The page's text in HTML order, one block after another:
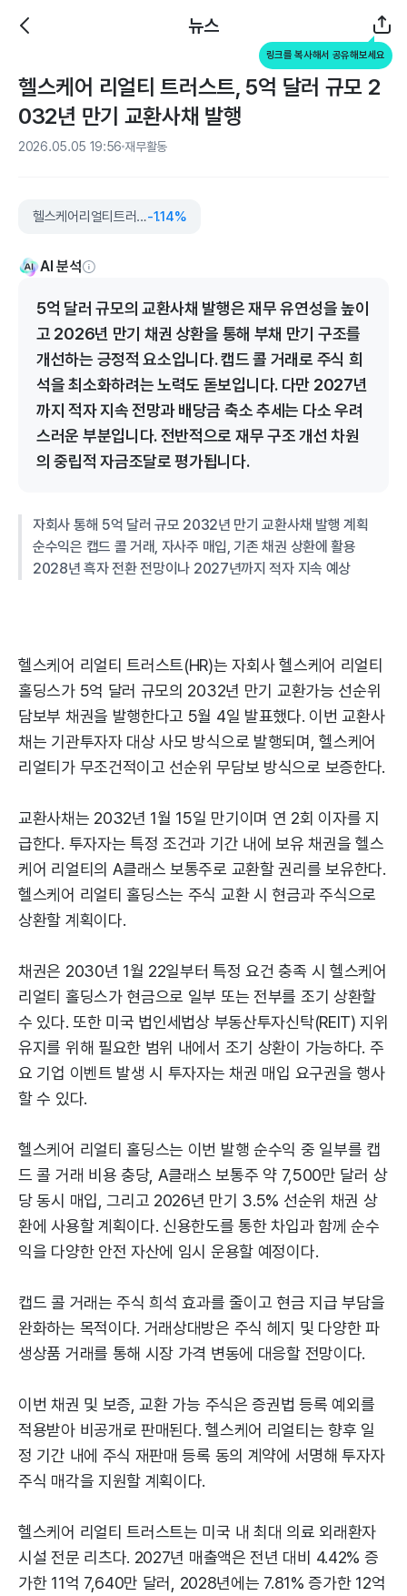
뉴스
링크를 복사해서 공유해보세요
헬스케어 리얼티 트러스트, 5억 달러 규모 2
032년 만기 교환사채 발행
2026.05.05 19:56 재무활동
헬스케어리얼티트러스트-1.14%
AI 분석
5억 달러 규모의 교환사채 발행은 재무 유연성을 높이
고 2026년 만기 채권 상환을 통해 부채 만기 구조를
개선하는 긍정적 요소입니다. 캡드 콜 거래로 주식 희
석을 최소화하려는 노력도 돋보입니다. 다만 2027년
까지 적자 지속 전망과 배당금 축소 추세는 다소 우려
스러운 부분입니다. 전반적으로 재무 구조 개선 차원
의 중립적 자금조달로 평가됩니다.
자회사 통해 5억 달러 규모 2032년 만기 교환사채 발행 계획
순수익은 캡드 콜 거래, 자사주 매입, 기존 채권 상환에 활용
2028년 흑자 전환 전망이나 2027년까지 적자 지속 예상
헬스케어 리얼티 트러스트(HR)는 자회사 헬스케어 리얼티
홀딩스가 5억 달러 규모의 2032년 만기 교환가능 선순위
담보부 채권을 발행한다고 5월 4일 발표했다. 이번 교환사
채는 기관투자자 대상 사모 방식으로 발행되며, 헬스케어
리얼티가 무조건적이고 선순위 무담보 방식으로 보증한다.
교환사채는 2032년 1월 15일 만기이며 연 2회 이자를 지
급한다. 투자자는 특정 조건과 기간 내에 보유 채권을 헬스
케어 리얼티의 A클래스 보통주로 교환할 권리를 보유한다.
헬스케어 리얼티 홀딩스는 주식 교환 시 현금과 주식으로
상환할 계획이다.
채권은 2030년 1월 22일부터 특정 요건 충족 시 헬스케어
리얼티 홀딩스가 현금으로 일부 또는 전부를 조기 상환할
수 있다. 또한 미국 법인세법상 부동산투자신탁(REIT) 지위
유지를 위해 필요한 범위 내에서 조기 상환이 가능하다. 주
요 기업 이벤트 발생 시 투자자는 채권 매입 요구권을 행사
할 수 있다.
헬스케어 리얼티 홀딩스는 이번 발행 순수익 중 일부를 캡
드 콜 거래 비용 충당, A클래스 보통주 약 7,500만 달러 상
당 동시 매입, 그리고 2026년 만기 3.5% 선순위 채권 상
환에 사용할 계획이다. 신용한도를 통한 차입과 함께 순수
익을 다양한 안전 자산에 임시 운용할 예정이다.
캡드 콜 거래는 주식 희석 효과를 줄이고 현금 지급 부담을
완화하는 목적이다. 거래상대방은 주식 헤지 및 다양한 파
생상품 거래를 통해 시장 가격 변동에 대응할 전망이다.
이번 채권 및 보증, 교환 가능 주식은 증권법 등록 예외를
적용받아 비공개로 판매된다. 헬스케어 리얼티는 향후 일
정 기간 내에 주식 재판매 등록 동의 계약에 서명해 투자자
주식 매각을 지원할 계획이다.
헬스케어 리얼티 트러스트는 미국 내 최대 의료 외래환자
시설 전문 리츠다. 2027년 매출액은 전년 대비 4.42% 증
가한 11억 7,640만 달러, 2028년에는 7.81% 증가한 12억